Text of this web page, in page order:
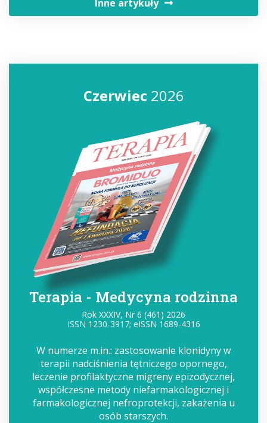
Inne artykuły
Czerwiec2026
Terapia - Medycyna rodzinna
Rok XXXIV, Nr 6 (461) 2026
ISSN 1230-3917; eISSN 1689-4316
W numerze m.in.: zastosowanie klonidyny w
terapii nadciśnienia tętniczego opornego,
leczenie profilaktyczne migreny epizodycznej,
współczesne metody niefarmakologicznej i
farmakologicznej nefroprotekcji, zakażenia u
osób starszych.